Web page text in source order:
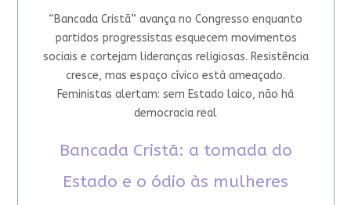
“Bancada Cristã” avança no Congresso enquanto
partidos progressistas esquecem movimentos
sociais e cortejam lideranças religiosas. Resistência
cresce, mas espaço cívico está ameaçado.
Feministas alertam: sem Estado laico, não há
democracia real
Bancada Cristã: a tomada do
Estado e o ódio às mulheres